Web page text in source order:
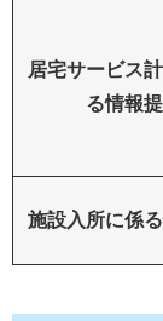
居宅サービス
る情報
施設入所に係